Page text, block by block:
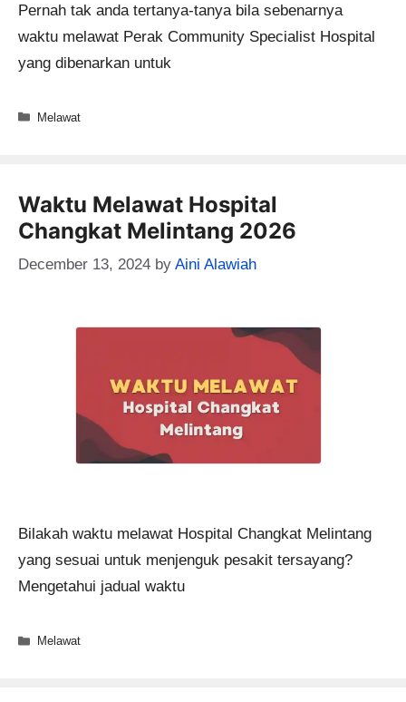
Pernah tak anda tertanya-tanya bila sebenarnya
waktu melawat Perak Community Specialist Hospital
yang dibenarkan untuk
Categories
Melawat
Waktu Melawat Hospital
Changkat Melintang 2026
December 13, 2024 by Aini Alawiah
Bilakah waktu melawat Hospital Changkat Melintang
yang sesuai untuk menjenguk pesakit tersayang?
Mengetahui jadual waktu
Categories
Melawat